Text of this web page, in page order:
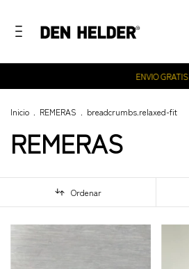
ENVIO GRATIS A
Inicio REMERAS breadcrumbs.relaxed-fit
REMERAS
Ordenar